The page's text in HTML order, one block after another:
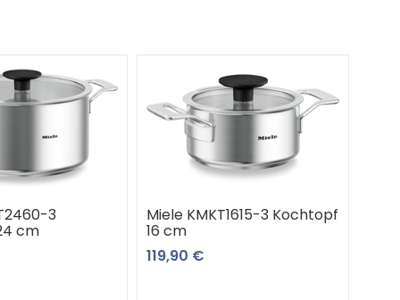
3
cm
Miele KMKT1615-3 Kochtopf
16 cm
119,90 €